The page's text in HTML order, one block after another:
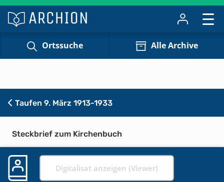
Ortssuche Alle Archive
Taufen 9. März 1913-1933
Steckbrief zum Kirchenbuch
Digitalisat anzeigen (Viewer)